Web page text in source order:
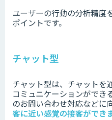
ユーザーの行動の分析精度
ポイントです。
チャット型
チャット型は、チャットを
コミュニケーションができ
のお問い合わせ対応などに
客に近い感覚の接客ができま